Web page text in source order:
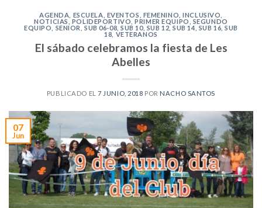
AGENDA ESCUELA EVENTOS FEMENINO ,INCLUSIVO
NOTICIAS
POLIDEPORTIVO ,PRIMER EQUIPO
SEGUNDO
EQUIPO
SENIOR ,SUB 06-08 ,SUB 10, SUB 12 ,SUB 14 SUB 16 ,SUB
18 VETERANOS
El sábado celebramos la fiesta de Les
Abelles
PUBLICADO EL7 JUNIO, 2018 POR NACHO SANTOS
07
Jun